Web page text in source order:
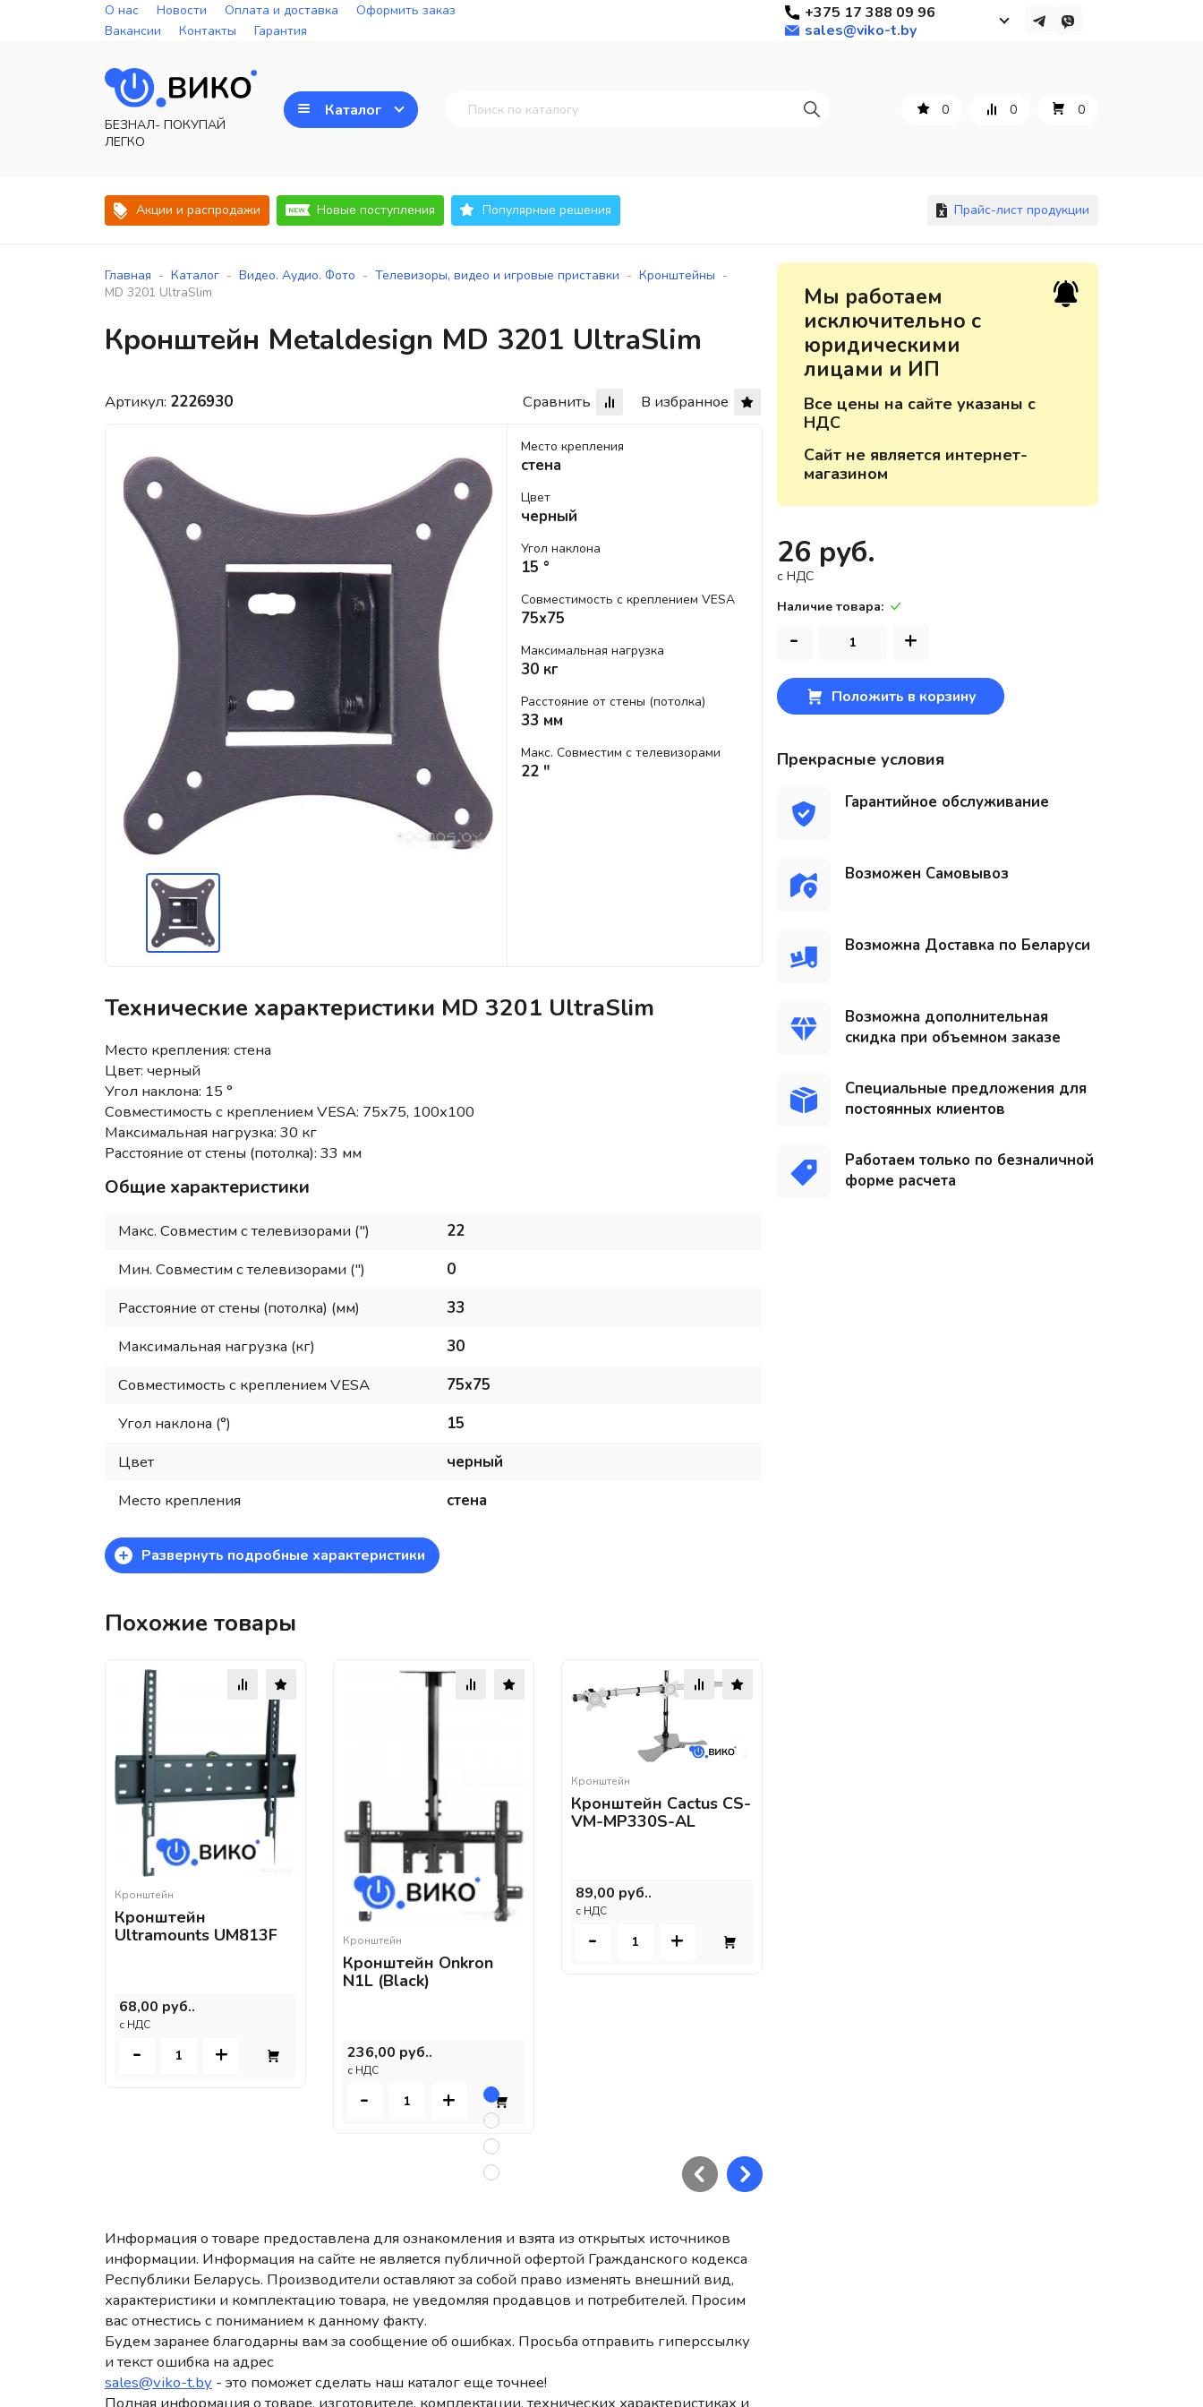
О нас Новости Оплата и доставка
Оформить заказ
Вакансии
Контакты Гарантия
+375 17 388 09 96
sales@viko-t.by
+375 17 388 09 96
По всем вопросам
sales@viko-t.by
Оплата и доставка
Контакты
17, пом. 38, оф. №1
БЕЗНАЛ- ПОКУПАЙ
ЛЕГКО
Каталог 0 0 0
Акции и распродажи Новые поступления Популярные решения Прайс-лист продукции
Главная - Каталог - Видео. Аудио. Фото - Телевизоры, видео и игровые приставки - Кронштейны -
MD 3201 UltraSlim
Кронштейн Metaldesign MD 3201 UltraSlim
Артикул: 2226930 Сравнить В избранное
Место крепления
стена
Цвет
черный
Угол наклона
15 °
Совместимость с креплением VESA
75x75
Максимальная нагрузка
30 кг
Расстояние от стены (потолка)
33 мм
Макс. Совместим с телевизорами
22 "
Технические характеристики MD 3201 UltraSlim
Место крепления: стена
Цвет: черный
Угол наклона: 15 °
Совместимость с креплением VESA: 75x75, 100x100
Максимальная нагрузка: 30 кг
Расстояние от стены (потолка): 33 мм
Общие характеристики
Макс. Совместим с телевизорами (")
22
Мин. Совместим с телевизорами (")
0
Расстояние от стены (потолка) (мм)
33
Максимальная нагрузка (кг)
30
Совместимость с креплением VESA
75x75
Угол наклона (°)
15
Цвет
черный
Место крепления
стена
+ Развернуть подробные характеристики
Похожие товары
Кронштейн
Кронштейн
Ultramounts UM813F
68,00 руб..
c НДС
- +
Кронштейн
Кронштейн Onkron
N1L (Black)
236,00 руб..
c НДС
- +
Кронштейн
Кронштейн Cactus CS-
VM-MP330S-AL
89,00 руб..
c НДС
- +
Информация о товаре предоставлена для ознакомления и взята из открытых источников
информации. Информация на сайте не является публичной офертой Гражданского кодекса
Республики Беларусь. Производители оставляют за собой право изменять внешний вид,
характеристики и комплектацию товара, не уведомляя продавцов и потребителей. Просим
вас отнестись с пониманием к данному факту.
Будем заранее благодарны вам за сообщение об ошибках. Просьба отправить гиперссылку
и текст ошибка на адрес
sales@viko-t.by - это поможет сделать наш каталог еще точнее!
Полная информация о товаре, изготовителе, комплектации, технических характеристиках и
Мы работаем
исключительно с
юридическими
лицами и ИП
Все цены на сайте указаны с
НДС
Сайт не является интернет-
магазином
26 руб.
c НДС
Наличие товара:
- +
Положить в корзину
Прекрасные условия
Гарантийное обслуживание
Возможен Самовывоз
Возможна Доставка по Беларуси
Возможна дополнительная
скидка при объемном заказе
Специальные предложения для
постоянных клиентов
Работаем только по безналичной
форме расчета